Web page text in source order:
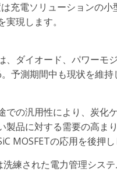
充電ソリューションの
現します。
ダイオード、パワーモ
予測期間中も現状を維
の汎用性により、炭化
品に対する需要の高ま
MOSFETの応用を後押し
練された電力管理シス